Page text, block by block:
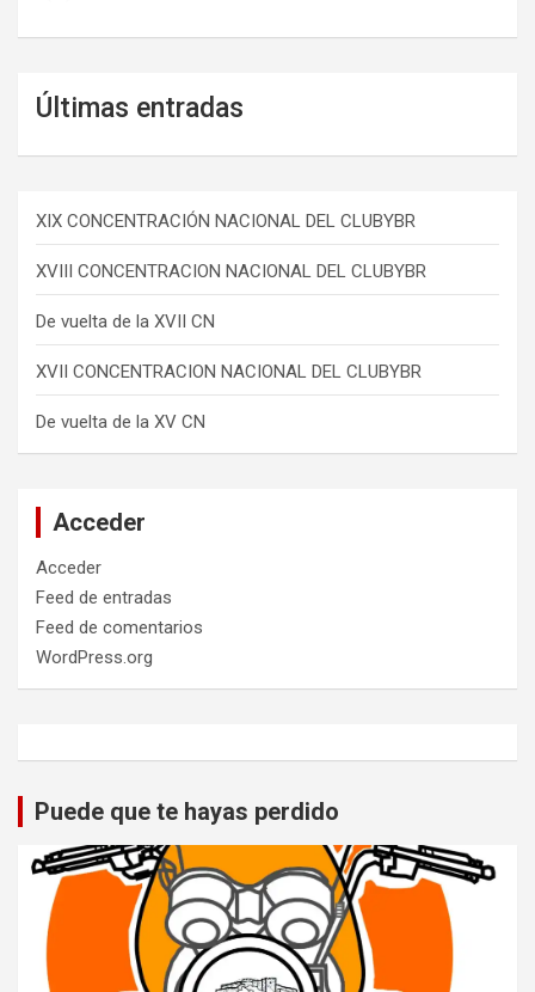
Últimas entradas
XIX CONCENTRACIÓN NACIONAL DEL CLUBYBR
XVIII CONCENTRACION NACIONAL DEL CLUBYBR
De vuelta de la XVII CN
XVII CONCENTRACION NACIONAL DEL CLUBYBR
De vuelta de la XV CN
Acceder
Acceder
Feed de entradas
Feed de comentarios
WordPress.org
Puede que te hayas perdido